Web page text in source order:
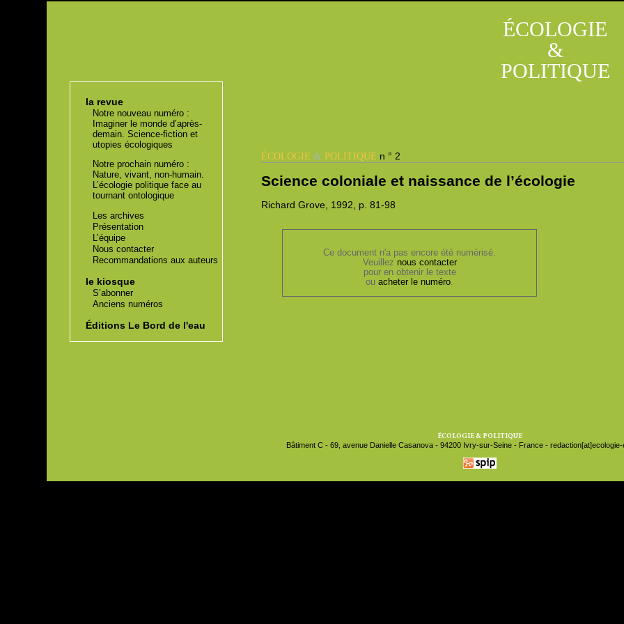
ÉCOLOGIE
&
POLITIQUE
la revue
Notre nouveau numéro :
Imaginer le monde d’après-
demain. Science-fiction et
utopies écologiques
Notre prochain numéro :
Nature, vivant, non-humain.
L’écologie politique face au
tournant ontologique
Les archives
Présentation
L’équipe
Nous contacter
Recommandations aux auteurs
le kiosque
S’abonner
Anciens numéros
Éditions Le Bord de l'eau
ÉCOLOGIE& POLITIQUE n ° 2
Science coloniale et naissance de l’écologie
Richard Grove, 1992, p. 81-98
Ce document n'a pas encore été numérisé.
Veuillez nous contacter
pour en obtenir le texte
ouacheter le numéro.
ÉCOLOGIE & POLITIQUE
Bâtiment C - 69, avenue Danielle Casanova - 94200 Ivry-sur-Seine - France - redaction[at]ecologie-